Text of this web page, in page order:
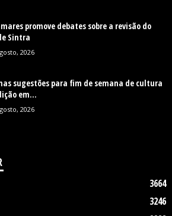
promove debates sobre a revisão do
Sintra
2026
sugestões para fim de semana de cultura
em...
2026
3664
3246